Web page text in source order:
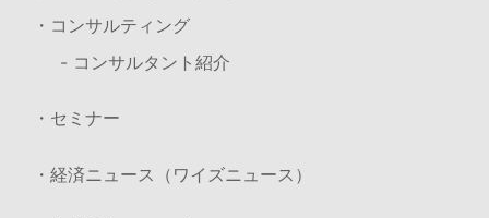
・コンサルティング
- コンサルタント紹介
・セミナー
・経済ニュース（ワイズニュース）